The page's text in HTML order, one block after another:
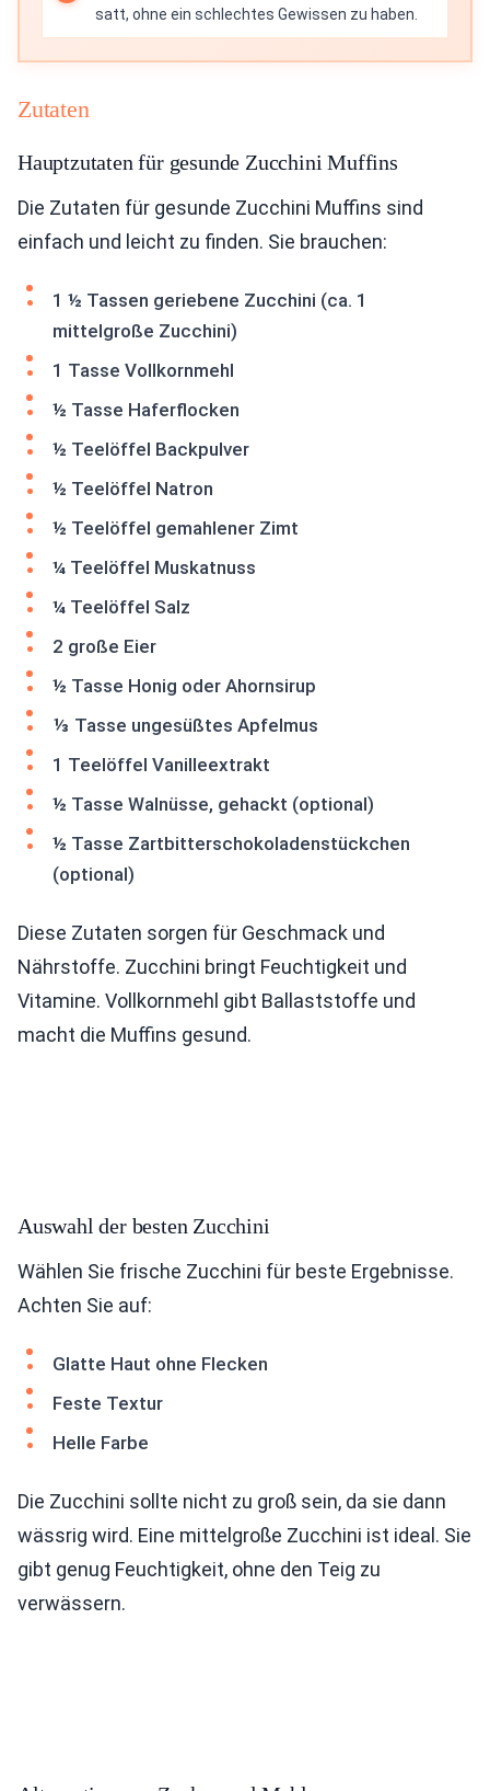
satt, ohne ein schlechtes Gewissen zu haben.
Zutaten
Hauptzutaten für gesunde Zucchini Muffins
Die Zutaten für gesunde Zucchini Muffins sind
einfach und leicht zu finden. Sie brauchen:
1 ½ Tassen geriebene Zucchini (ca. 1
mittelgroße Zucchini)
1 Tasse Vollkornmehl
½ Tasse Haferflocken
½ Teelöffel Backpulver
½ Teelöffel Natron
½ Teelöffel gemahlener Zimt
¼ Teelöffel Muskatnuss
¼ Teelöffel Salz
2 große Eier
½ Tasse Honig oder Ahornsirup
⅓ Tasse ungesüßtes Apfelmus
1 Teelöffel Vanilleextrakt
½ Tasse Walnüsse, gehackt (optional)
½ Tasse Zartbitterschokoladenstückchen
(optional)
Diese Zutaten sorgen für Geschmack und
Nährstoffe. Zucchini bringt Feuchtigkeit und
Vitamine. Vollkornmehl gibt Ballaststoffe und
macht die Muffins gesund.
Auswahl der besten Zucchini
Wählen Sie frische Zucchini für beste Ergebnisse.
Achten Sie auf:
Glatte Haut ohne Flecken
Feste Textur
Helle Farbe
Die Zucchini sollte nicht zu groß sein, da sie dann
wässrig wird. Eine mittelgroße Zucchini ist ideal. Sie
gibt genug Feuchtigkeit, ohne den Teig zu
verwässern.